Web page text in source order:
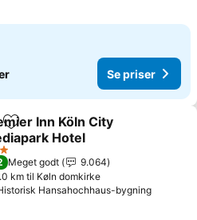
Se priser
Føj til favoritter
Inn Köln City
Hotel
Meget godt
9.064
km til Køln domkirke
Hansahochhaus-bygningSe